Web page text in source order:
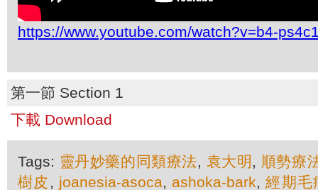
https://www.youtube.com/watch?v=b4-
第一節 Section 1
下載 Download
Tags: 靈丹妙藥的同類療法, 袁大明 , 順勢療
樹皮 , joanesia-asoca, ashoka-bark,經期毛